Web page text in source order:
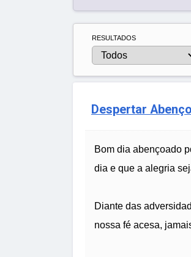
RESULTADOS
Despertar
Bom dia abençoado
dia e que a alegria
Diante das
nossa fé acesa,